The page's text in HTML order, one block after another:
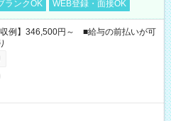
ランクOK WEB登録・面接OK
例】346,500円～ ■給与の前払いが可